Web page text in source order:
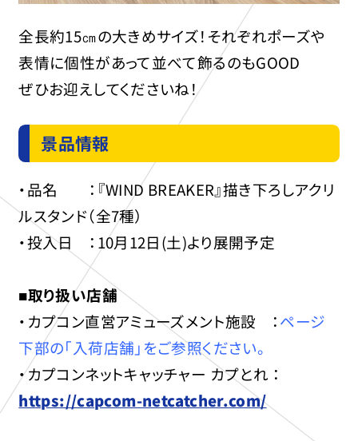
全長約15㎝の大きめサイズ！それぞれポーズや
表情に個性があって並べて飾るのもGOOD
ぜひお迎えしてくださいね！
景品情報
・品名 ：『WIND BREAKER』描き下ろしアクリ
ルスタンド（全7種）
・投入日 ：10月12日(土)より展開予定
■取り扱い店舗
・カプコン直営アミューズメント施設 ：ページ
下部の「入荷店舗」をご参照ください。
・カプコンネットキャッチャー カプとれ ：
https://capcom-netcatcher.com/